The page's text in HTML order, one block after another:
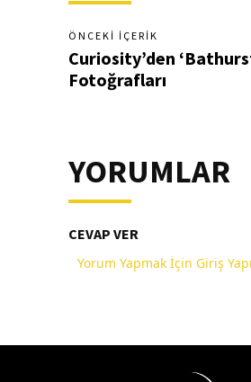
ÖNCEKI İÇERIK
Curiosity’den
Fotoğrafları
YORUMLAR
CEVAP VER
Yorum Yapmak İçin Giriş